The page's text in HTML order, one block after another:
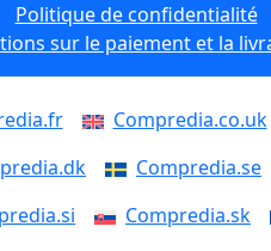
Politique de confidentialité
sur le paiement et la
Compredia.co.uk
Compredia.se
Compredia.sk